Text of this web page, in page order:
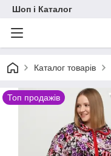
Шоп і Каталог
Каталог товарів
Топ продажів